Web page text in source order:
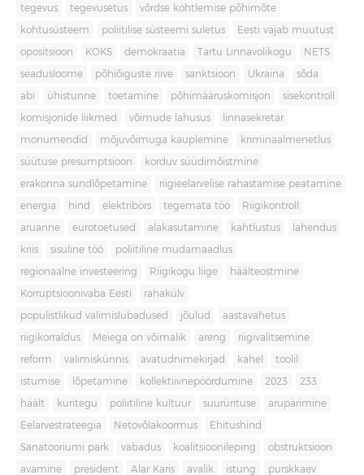
tegevus tegevusetus võrdse kohtlemise põhimõte
kohtusüsteem poliitilise süsteemi suletus Eesti vajab muutust
opositsioon KOKS demokraatia Tartu Linnavolikogu NETS
seadusloome põhiõiguste riive sanktsioon Ukraina sõda
abi ühistunne toetamine põhimääruskomisjon sisekontroll
komisjonide liikmed võimude lahusus linnasekretär
monumendid mõjuvõimuga kauplemine kriminaalmenetlus
süütuse presumptsioon korduv süüdimõistmine
erakonna sundlõpetamine riigieelarvelise rahastamise peatamine
energia hind elektribörs tegemata töö Riigikontroll
aruanne eurotoetused alakasutamine kahtlustus lahendus
kriis sisuline töö poliitiline mudamaadlus
regionaalne investeering Riigikogu liige häälteostmine
Korruptsioonivaba Eesti rahakülv
populistlikud valimislubadused jõulud aastavahetus
riigikorraldus Meiega on võimalik areng riigivalitsemine
reform valimiskünnis avatudnimekirjad kahel toolil
istumise lõpetamine kollektiivnepöördumine 2023 233
häält kuritegu poliitiline kultuur suurürituse arupärimine
Eelarvestrateegia Netovõlakoormus Ehitushind
Sanatooriumi park vabadus koalitsioonileping obstruktsioon
avamine president Alar Karis avalik istung purskkaev